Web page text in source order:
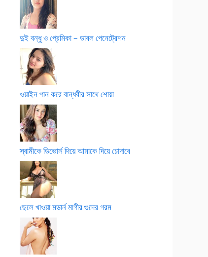
দুই বন্ধু ও প্রেমিকা – ডাবল পেনেট্রেশন
ওয়াইন পান করে বান্ধবীর সাথে শোয়া
স্বামীকে ডিভোর্স দিয়ে আমাকে দিয়ে চোদাবে
ছেলে খাওয়া মডার্ন মাগীর গুদের গরম